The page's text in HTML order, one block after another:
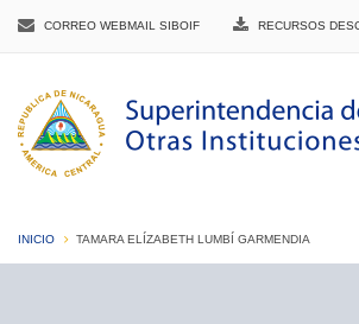
CORREO WEBMAIL SIBOIF RECURSOS
INICIO TAMARA ELÍZABETH LUMBÍ GARMENDIA